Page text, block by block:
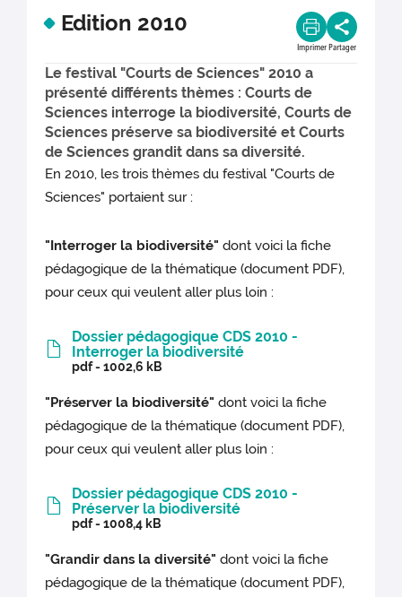
Edition 2010
Imprimer Partager
Le festival "Courts de Sciences" 2010 a
présenté différents thèmes : Courts de
Sciences interroge la biodiversité, Courts de
Sciences préserve sa biodiversité et Courts
de Sciences grandit dans sa diversité.
En 2010, les trois thèmes du festival "Courts de
Sciences" portaient sur :
"Interroger la biodiversité" dont voici la fiche
pédagogique de la thématique (document PDF),
pour ceux qui veulent aller plus loin :
Dossier pédagogique CDS 2010 -
Interroger la biodiversité
pdf - 1002,6 kB
"Préserver la biodiversité"dont voici la fiche
pédagogique de la thématique (document PDF),
pour ceux qui veulent aller plus loin :
Dossier pédagogique CDS 2010 -
Préserver la biodiversité
pdf - 1008,4 kB
"Grandir dans la diversité"dont voici la fiche
pédagogique de la thématique (document PDF),